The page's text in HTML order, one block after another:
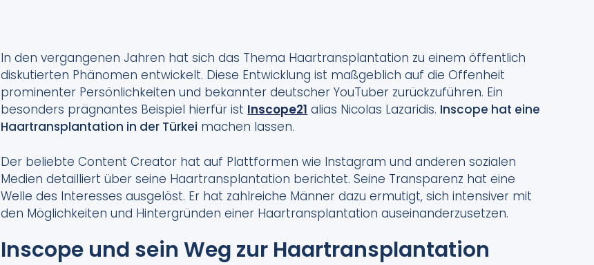
In den vergangenen Jahren hat sich das Thema Haartransplantation zu einem öffentlich
diskutierten Phänomen entwickelt. Diese Entwicklung ist maßgeblich auf die Offenheit
prominenter Persönlichkeiten und bekannter deutscher YouTuber zurückzuführen. Ein
besonders prägnantes Beispiel hierfür ist Inscope21 alias Nicolas Lazaridis. Inscope hat eine
Haartransplantation in der Türkei machen lassen.
Der beliebte Content Creator hat auf Plattformen wie Instagram und anderen sozialen
Medien detailliert über seine Haartransplantation berichtet. Seine Transparenz hat eine
Welle des Interesses ausgelöst. Er hat zahlreiche Männer dazu ermutigt, sich intensiver mit
den Möglichkeiten und Hintergründen einer Haartransplantation auseinanderzusetzen.
Inscope und sein Weg zur Haartransplantation